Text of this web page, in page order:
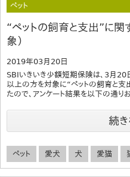
ペット
“ペットの飼育と支出”に
象）
2019年03月20日
SBIいきいき少額短期保険は、3月
以上の方を対象に“ペットの飼育と支
たので、アンケート結果を以下の通り
続
ペット 愛犬 犬 愛猫